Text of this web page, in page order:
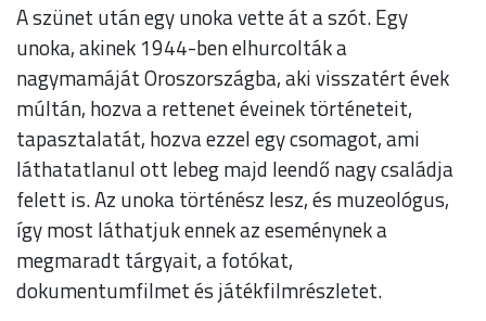
A szünet után egy unoka vette át a szót. Egy
unoka, akinek 1944-ben elhurcolták a
nagymamáját Oroszországba, aki visszatért évek
múltán, hozva a rettenet éveinek történeteit,
tapasztalatát, hozva ezzel egy csomagot, ami
láthatatlanul ott lebeg majd leendő nagy családja
felett is. Az unoka történész lesz, és muzeológus,
így most láthatjuk ennek az eseménynek a
megmaradt tárgyait, a fotókat,
dokumentumfilmet és játékfilmrészletet.